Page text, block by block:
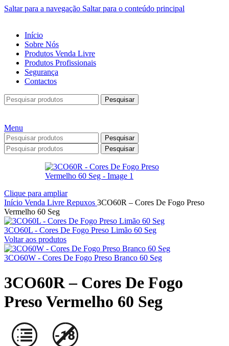
Saltar para a navegação Saltar para o conteúdo principal
Início
Sobre Nós
Produtos Venda Livre
Produtos Profissionais
Segurança
Contactos
Pesquisar
Menu
Pesquisar
Pesquisar
Clique para ampliar
Início Venda Livre Repuxos 3CO60R – Cores De Fogo Preso
Vermelho 60 Seg
3CO60L - Cores De Fogo Preso Limão 60 Seg
Voltar aos produtos
3CO60W - Cores De Fogo Preso Branco 60 Seg
3CO60R – Cores De Fogo
Preso Vermelho 60 Seg